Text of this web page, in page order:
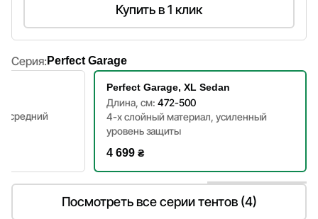
Купить в 1 клик
Серия: Perfect Garage
средний
Perfect Garage, XL Sedan
Длина, см: 472-500
4-х слойный материал, усиленный
уровень защиты
4 699 ₴
Посмотреть все серии тентов (4)